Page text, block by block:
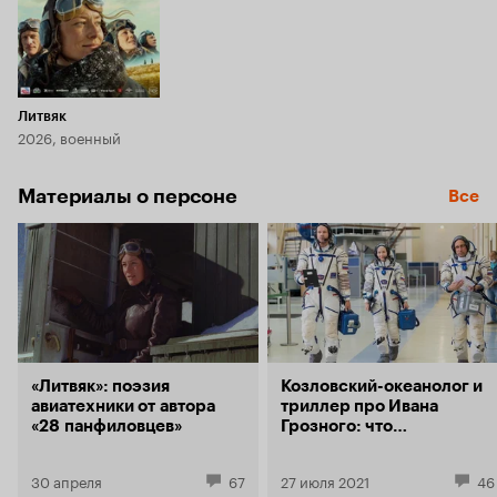
Литвяк
2026, военный
Материалы о персоне Все
«Литвяк»: поэзия
авиатехники от автора
«28 панфиловцев»
30 апреля 67
Козловский-океанолог и
триллер про Ивана
Грозного: что
27 июля 2021 46